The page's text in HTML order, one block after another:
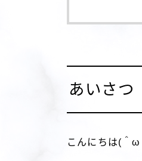
あいさつ
こんにちは(＾ω